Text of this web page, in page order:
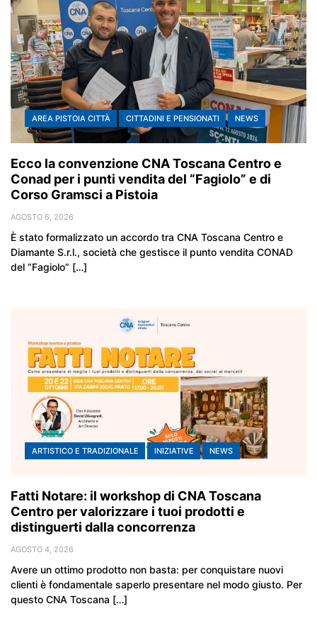
AREA PISTOIA CITTÀ CITTADINI E PENSIONATI NEWS
Ecco la convenzione CNA Toscana Centro e
Conad per i punti vendita del “Fagiolo” e di
Corso Gramsci a Pistoia
AGOSTO 6, 2026
È stato formalizzato un accordo tra CNA Toscana Centro e
Diamante S.r.l., società che gestisce il punto vendita CONAD
del “Fagiolo” […]
ARTISTICO E TRADIZIONALE INIZIATIVE NEWS
Fatti Notare: il workshop di CNA Toscana
Centro per valorizzare i tuoi prodotti e
distinguerti dalla concorrenza
AGOSTO 4, 2026
Avere un ottimo prodotto non basta: per conquistare nuovi
clienti è fondamentale saperlo presentare nel modo giusto. Per
questo CNA Toscana […]